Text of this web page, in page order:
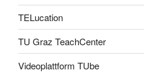
TELucation
TU Graz TeachCenter
Videoplattform TUbe